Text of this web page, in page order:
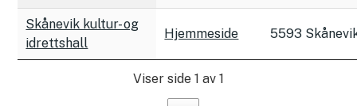
Skånevik kultur- og
idrettshall
Hjemmeside 5593
Viser side 1 av 1